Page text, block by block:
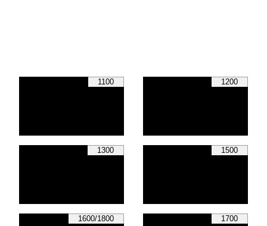
1100 1200
1300 1500
1600/1800 1700